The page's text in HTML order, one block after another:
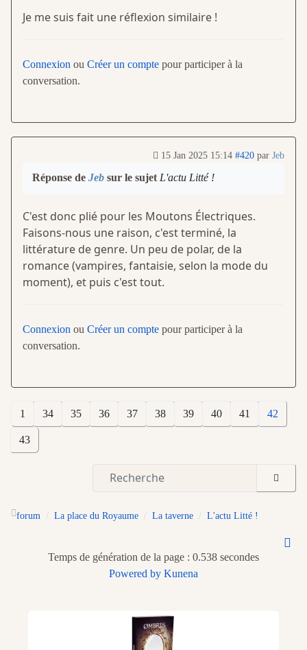
Je me suis fait une réflexion similaire !
Connexion ou Créer un compte pour participer à la
conversation.
15 Jan 2025 15:14 #420 par Jeb
Réponse de Jeb sur le sujet L'actu Litté !
C'est donc plié pour les Moutons Électriques.
Faisons-nous une raison, c'est terminé, la
littérature de genre. Un peu de polar, de la
romance (vampires, fantaisie, selon la mode du
moment), et puis c'est tout.
Connexion ou Créer un compte pour participer à la
conversation.
1 34 35 36 37 38 39 40 41 42
43
forum La place du Royaume La taverne L'actu Litté !
Temps de génération de la page : 0.538 secondes
Powered by Kunena